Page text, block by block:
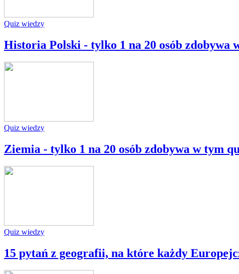
Quiz wiedzy
Historia Polski - tylko 1 na 20 osób zdobywa
Quiz wiedzy
Ziemia - tylko 1 na 20 osób zdobywa w tym
Quiz wiedzy
15 pytań z geografii, na które każdy